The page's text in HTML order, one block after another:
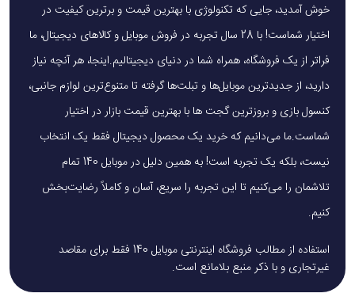
خوش آمدید، جایی که تکنولوژی با بهترین قیمت و برترین کیفیت در
اختیار شماست! با 28 سال تجربه در فروش موبایل و کالاهای دیجیتال، ما
فراتر از یک فروشگاه، همراه شما در دنیای دیجیتالیم.اینجا، هر آنچه نیاز
دارید، از جدیدترین موبایل‌ها و تبلت‌ها گرفته تا متنوع‌ترین لوازم جانبی،
کنسول بازی و بروزترین گجت ها با بهترین قیمت بازار در اختیار
شماست.ما می‌دانیم که خرید یک محصول دیجیتال فقط یک انتخاب
نیست، بلکه یک تجربه است! به همین دلیل در موبایل 140 تمام
تلاشمان را می‌کنیم تا این تجربه را سریع، آسان و کاملاً رضایت‌بخش
کنیم.
استفاده از مطالب فروشگاه اینترنتی موبایل 140 فقط برای مقاصد
غیرتجاری و با ذکر منبع بلامانع است.